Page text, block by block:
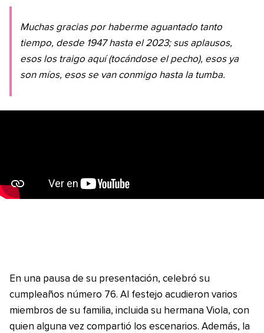
Muchas gracias por haberme aguantado tanto
tiempo, desde 1947 hasta el 2023; sus aplausos,
esos los traigo aquí (tocándose el pecho), esos ya
son míos, esos se van conmigo hasta la tumba.
En una pausa de su presentación, celebró su
cumpleaños número 76. Al festejo acudieron varios
miembros de su familia, incluida su hermana Viola, con
quien alguna vez compartió los escenarios. Además, la